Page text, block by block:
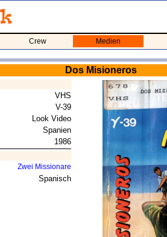
Crew Medien
Dos Misioneros
VHS
V-39
Look Video
Spanien
1986
Zwei Missionare
Spanisch